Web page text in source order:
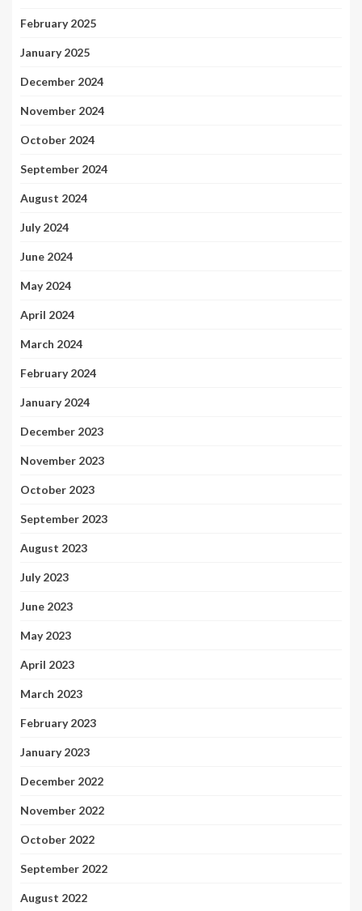
February 2025
January 2025
December 2024
November 2024
October 2024
September 2024
August 2024
July 2024
June 2024
May 2024
April 2024
March 2024
February 2024
January 2024
December 2023
November 2023
October 2023
September 2023
August 2023
July 2023
June 2023
May 2023
April 2023
March 2023
February 2023
January 2023
December 2022
November 2022
October 2022
September 2022
August 2022